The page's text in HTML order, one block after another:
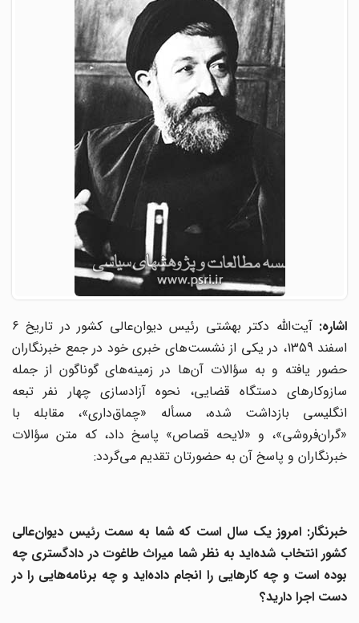
اشاره:
آیت‌الله دکتر بهشتی رئیس دیوان‌عالی کشور در تاریخ 6
اسفند 1359، در یکی از نشست‌های خبری خود در جمع خبرنگاران
حضور یافته و به سؤالات آن‌ها در زمینه‌های گوناگون از جمله
سازوکارهای دستگاه قضایی، نحوه آزادسازی چهار نفر تبعه
انگلیسی بازداشت شده، مسأله «چماق‌داری»، مقابله با
«گران‌فروشی»، و «لایحه قصاص» پاسخ داد، که متن سؤالات
خبرنگاران و پاسخ آن به حضورتان تقدیم می‌گردد:
خبرنگار: امروز یک سال است که شما به سمت رئیس دیوان‌‌عالی
کشور انتخاب شده‌اید به نظر شما میراث طاغوت در دادگستری چه
بوده است و چه کارهایی را انجام داده‌اید و چه برنامه‌هایی را در
دست اجرا دارید؟